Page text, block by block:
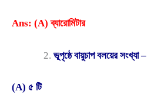
Ans: (A) ব্যারোমিটার
ভূপৃষ্ঠে বায়ুচাপ বলয়ের সংখ্যা –
(A) ৫ টি